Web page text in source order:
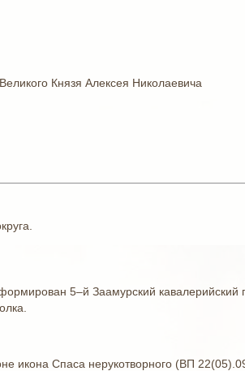
Князя Алексея Николаевича
5–й Заамурский кавалерийский
икона Спаса нерукотворного (ВП